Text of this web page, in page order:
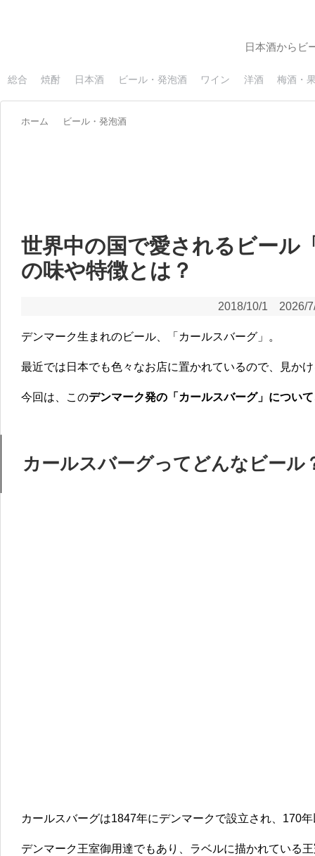
日本酒からビ
総合 焼酎 日本酒 ビール・発泡酒 ワイン 洋酒 梅酒・
ホーム ビール・発泡酒
世界中の国で愛されるビール
の味や特徴とは？
2018/10/1 2026/
デンマーク生まれのビール、「カールスバーグ」。
最近では日本でも色々なお店に置かれているので、見か
今回は、このデンマーク発の「カールスバーグ」につい
カールスバーグってどんなビール
カールスバーグは1847年にデンマークで設立され、170
デンマーク王室御用達でもあり、ラベルに描かれている